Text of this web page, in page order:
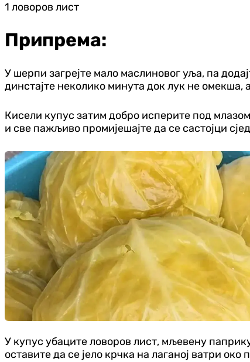
1 ловоров лист
Припрема:
У шерпи загрејте мало маслиновог уља, па
динстајте неколико минута док лук не омекша,
Кисели купус затим добро исперите под
и све пажљиво промијешајте да се састојци
У купус убаците ловоров лист, мљевену
оставите да се јело крчка на лаганој ватри